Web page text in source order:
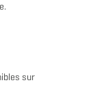
sur